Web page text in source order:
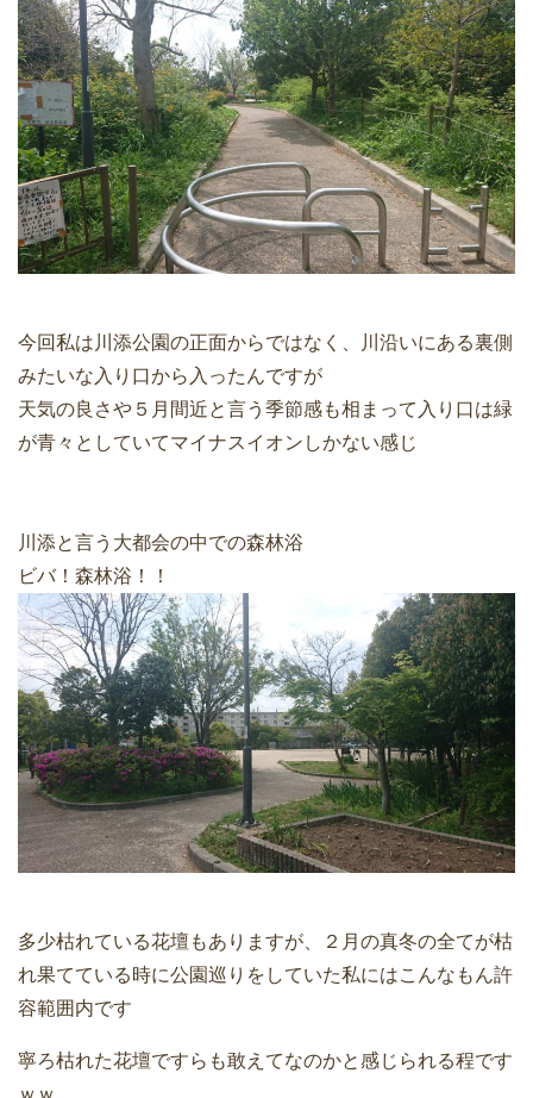
今回私は川添公園の正面からではなく、川沿いにある裏側
みたいな入り口から入ったんですが
天気の良さや５月間近と言う季節感も相まって入り口は緑
が青々としていてマイナスイオンしかない感じ
川添と言う大都会の中での森林浴
ビバ！森林浴！！
多少枯れている花壇もありますが、２月の真冬の全てが枯
れ果てている時に公園巡りをしていた私にはこんなもん許
容範囲内です
寧ろ枯れた花壇ですらも敢えてなのかと感じられる程です
ｗｗ